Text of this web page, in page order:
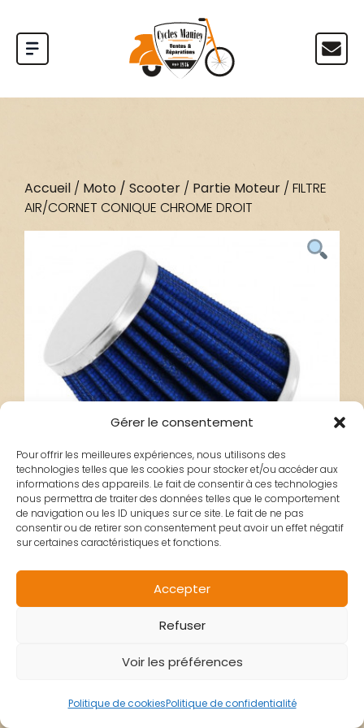
Gérer le consentement
Pour offrir les meilleures expériences, nous utilisons des
technologies telles que les cookies pour stocker et/ou accéder aux
informations des appareils. Le fait de consentir à ces technologies
nous permettra de traiter des données telles que le comportement
de navigation ou les ID uniques sur ce site. Le fait de ne pas
consentir ou de retirer son consentement peut avoir un effet négatif
sur certaines caractéristiques et fonctions.
Accepter
Refuser
Voir les préférences
Politique de cookiesPolitique de confidentialité
Accueil / Moto / Scooter / Partie Moteur / FILTRE
AIR/CORNET CONIQUE CHROME DROIT
FILTRE AIR/CORNET
CONIQUE CHROME
DROIT